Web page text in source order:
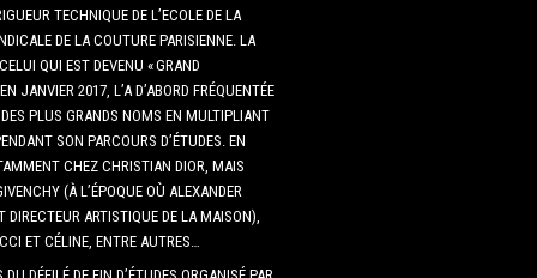
TECHNIQUE DE L’ECOLE DE LA
DE LA COUTURE PARISIENNE. LA
QUI EST DEVENU « GRAND
JANVIER 2017, L’A D’ABORD FRÉQUENTÉE
PLUS GRANDS NOMS EN MULTIPLIANT
SON PARCOURS D’ÉTUDES. EN
CHEZ CHRISTIAN DIOR, MAIS
(À L’ÉPOQUE OÙ ALEXANDER
DIRECTEUR ARTISTIQUE DE LA MAISON),
ET CÉLINE, ENTRE AUTRES…
DÉFILÉ DE FIN D’ÉTUDES ORGANISÉ PAR